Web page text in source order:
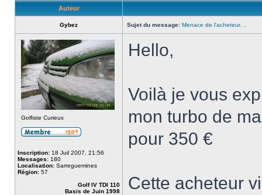
Auteur
Gybez Sujet du message: Menace de l'acheteur. ..
Golfiste Curieux
Inscription: 18 Juil 2007, 21:56
Messages: 180
Localisation: Sarreguemines
Région: 57
Golf IV TDI 110
Basis de Juin 1998
Hello,
Voilà je vous
mon turbo de
pour 350 €
Cette acheteur